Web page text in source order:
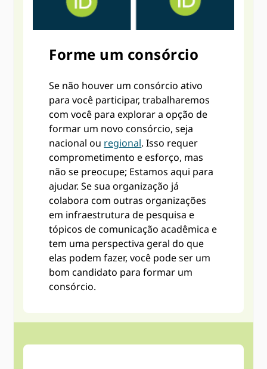
Forme um consórcio
Se não houver um consórcio ativo
para você participar, trabalharemos
com você para explorar a opção de
formar um novo consórcio, seja
nacional ou regional. Isso requer
comprometimento e esforço, mas
não se preocupe; Estamos aqui para
ajudar. Se sua organização já
colabora com outras organizações
em infraestrutura de pesquisa e
tópicos de comunicação acadêmica e
tem uma perspectiva geral do que
elas podem fazer, você pode ser um
bom candidato para formar um
consórcio.